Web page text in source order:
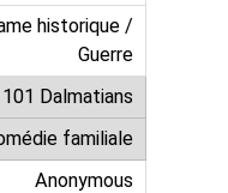
historique /
Guerre
101 Dalmatians
familiale
Anonymous